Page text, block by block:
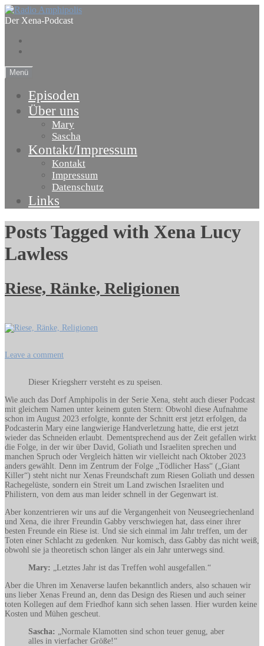
Skip
to
Der Xena-Podcast
Twitter
Menü
Episoden
Über uns
Mary
Sascha
Kontakt/Impressum
Kontakt
Impressum
Datenschutz
Links
Posts Tagged with Xena Lucy
Lawless
Riese, Ränke, Religionen
Leave a commenton
Religionen
Dieser Kriegsherr versteht es zu speisen.
Wie auch das Dorf Amphipolis in der Serie Xena, steht auch dieser Podcast
mit gleichem Namen unter keinem guten Stern: Obwohl diese Aufnahme
schon im August 2023 erfolgte, konnte der Schnitt erst jetzt erfolgen, da
Podcasterin Mary eine langwierige Handverletzung hatte, die erst jetzt
wieder das Schneiden erlaubt. Dementsprechend aus der Zeit gefallen wirkt
die Folge, in der wir über David, Goliath und Israeliten sprechen und
manchen Spruch oder Vergleich hätten wir vielleicht nach Oktober 2023
anders gewählt. Denn im Zentrum der Folge „Tödlicher Hass“ („Giant
Killer“) steht nicht nur Xenas Freundschaft zum Riesen Goliath und dessen
Rachegelüste, sondern ein Streit um Land zwischen Israeliten und
Philistern, von dem aus man leider schnell in der Gegenwart ist.
Aber konzentrieren wir uns auf die Vergangenheit von Neuseegriechenland
und Xena, die ihrer Freundin Gabby verschwiegen hat, dass einer ihrer
besten Freunde ein Riese ist. Und sie sich einmal im Jahr treffen, um der
Toten einer Schlacht zu gedenken. Nur komisch, dass Gabby das nicht weiß,
obwohl sie ja theoretisch schon länger als ein Jahr unterwegs sind.
Mary:
„Letztes Jahr ist das Treffen wohl ausgefallen.“
Aber die Uhren im Xenaverse laufen bekanntlich anders, also schauen wir
uns lieber Xenas Freund an, denn das Design des Riesen und auch seiner
toten Kollegen auf dem Friedhof kann sich sehen lassen. Hier wurden keine
Kosten und Mühen gescheut.
Sascha:
„Normale Klamotten sind schon teuer genug, aber
alles in vierfacher Größe!“